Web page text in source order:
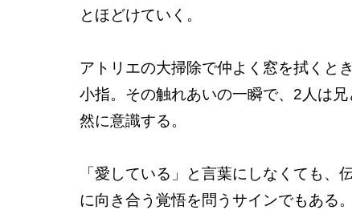
とほどけていく。
アトリエの大掃除で仲よく窓を拭くと
小指。その触れあいの一瞬で、2人は
然に意識する。
「愛している」と言葉にしなくても
に向き合う覚悟を問うサインでもある